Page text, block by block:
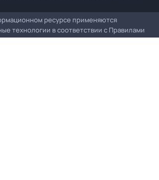
ресурсе применяются
технологии в соответствии с Правилами